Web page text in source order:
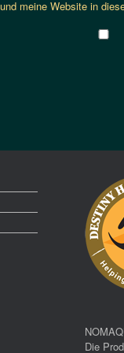
meine Website in
Die